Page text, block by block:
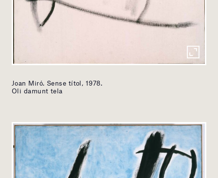
Joan Miró. Sense títol, 1978.
Oli damunt tela